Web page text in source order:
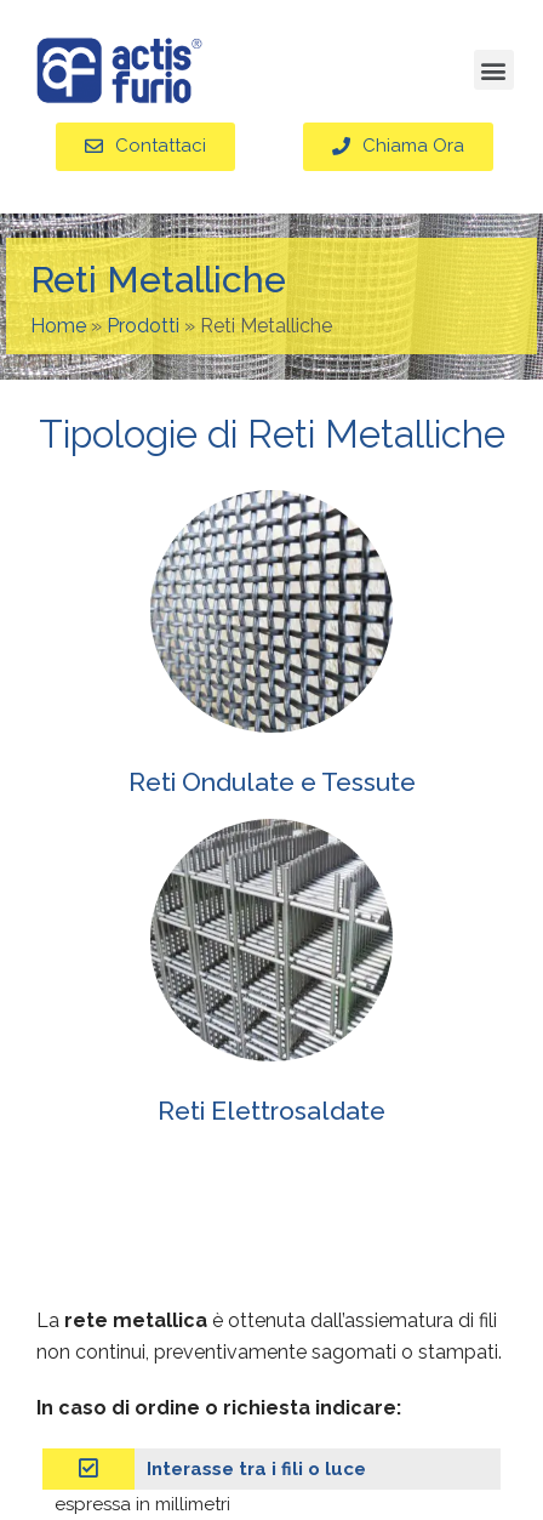
Contattaci Chiama Ora
Reti Metalliche
Home»Prodotti » Reti Metalliche
Tipologie di Reti Metalliche
Reti Ondulate e Tessute
Reti Elettrosaldate
La rete metallica è ottenuta dall’assiematura di fili
non continui, preventivamente sagomati o stampati.
In caso di ordine o richiesta indicare:
Interasse tra i fili o luce
espressa in millimetri